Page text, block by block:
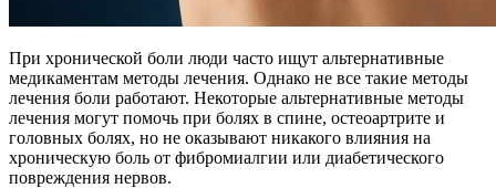
При хронической боли люди часто ищут альтернативные
медикаментам методы лечения. Однако не все такие методы
лечения боли работают. Некоторые альтернативные методы
лечения могут помочь при болях в спине, остеоартрите и
головных болях, но не оказывают никакого влияния на
хроническую боль от фибромиалгии или диабетического
повреждения нервов.